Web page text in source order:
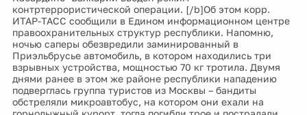
контртеррористической операции. [/b]Об этом корр.
ИТАР-ТАСС сообщили в Едином информационном центре
правоохранительных структур республики. Напомню,
ночью саперы обезвредили заминированный в
Приэльбрусье автомобиль, в котором находились три
взрывных устройства, мощностью 70 кг тротила. Двумя
днями ранее в этом же районе республики нападению
подверглась группа туристов из Москвы – бандиты
обстреляли микроавтобус, на котором они ехали на